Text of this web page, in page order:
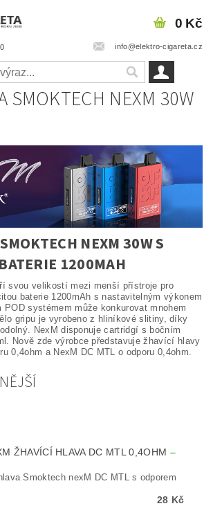
info@elektro-cigareta.cz
0 Kč
SMOKTECH NEXM 30W
NEXM 30W S
1200MAH
svou velikostí mezi menší přístroje pro
baterie 1200mAh s nastavitelným výkonem
POD systémem může konkurovat mnohem
gripu je vyrobeno z hliníkové slitiny, díky
NexM disponuje cartridgí s bočním
Nově zde výrobce představuje žhavící hlavy
0,4ohm a NexM DC MTL o odporu 0,4ohm.
ŽHAVÍCÍ HLAVA DC MTL 0,4OHM –
Smoktech nexM DC MTL s odporem
28 Kč